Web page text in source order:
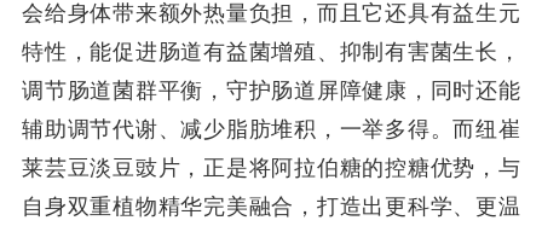
会给身体带来额外热量负担，而且它还具有益生元
特性，能促进肠道有益菌增殖、抑制有害菌生长，
调节肠道菌群平衡，守护肠道屏障健康，同时还能
辅助调节代谢、减少脂肪堆积，一举多得。而纽崔
莱芸豆淡豆豉片，正是将阿拉伯糖的控糖优势，与
自身双重植物精华完美融合，打造出更科学、更温